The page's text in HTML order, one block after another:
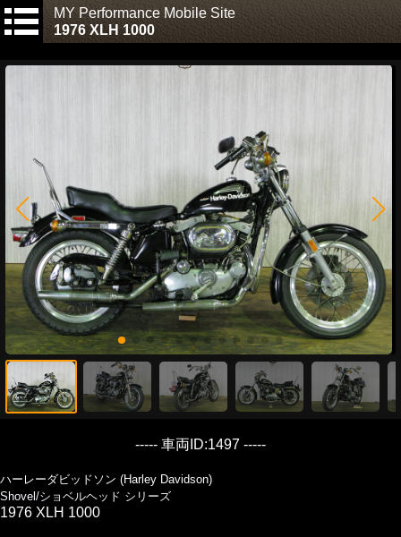
MY Performance Mobile Site
1976 XLH 1000
----- 車両ID:1497 -----
ハーレーダビッドソン (Harley Davidson)
Shovel/ショベルヘッド シリーズ
1976 XLH 1000